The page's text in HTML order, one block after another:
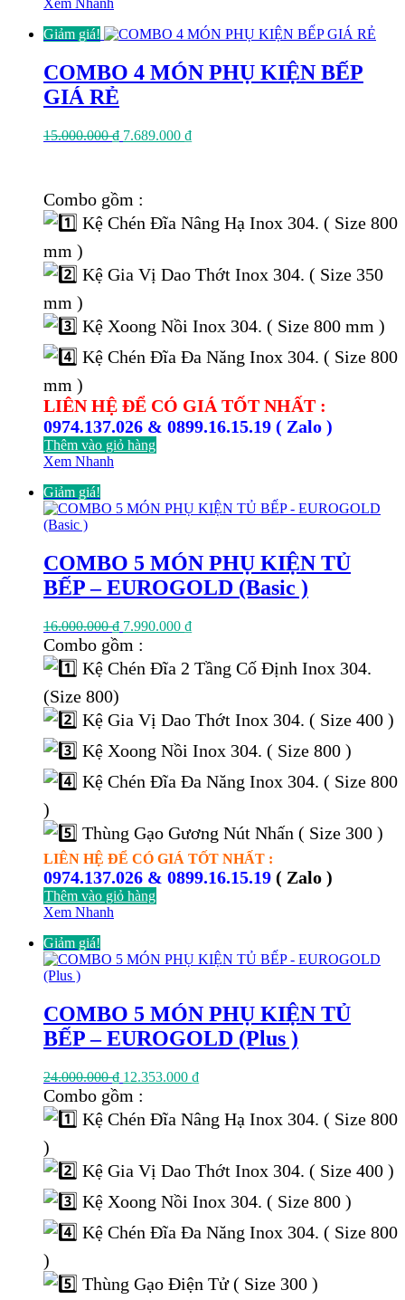
Xem Nhanh
Giảm giá!
COMBO 4 MÓN PHỤ KIỆN BẾP
GIÁ RẺ
15.000.000₫ Giá
7.689.000 ₫Giá
Combo gồm :
Kệ Chén Đĩa Nâng Hạ Inox 304. ( Size 800
mm )
Kệ Gia Vị Dao Thớt Inox 304. ( Size 350
mm )
Kệ Xoong Nồi Inox 304. ( Size 800 mm )
Kệ Chén Đĩa Đa Năng Inox 304. ( Size 800
mm )
LIÊN HỆ ĐỂ CÓ GIÁ TỐT NHẤT :
0974.137.026 & 0899.16.15.19 ( Zalo )
Thêm vào giỏ hàng
Xem Nhanh
Giảm giá!
COMBO 5 MÓN PHỤ KIỆN TỦ
BẾP – EUROGOLD (Basic )
16.000.000₫ Giá
gốc
16.000.000 ₫.
7.990.000 ₫Giá
là:
Combo gồm :
Kệ Chén Đĩa 2 Tầng Cố Định Inox 304.
(Size 800)
Kệ Gia Vị Dao Thớt Inox 304. ( Size 400 )
Kệ Xoong Nồi Inox 304. ( Size 800 )
Kệ Chén Đĩa Đa Năng Inox 304. ( Size 800
)
Thùng Gạo Gương Nút Nhấn ( Size 300 )
LIÊN HỆ ĐỂ CÓ GIÁ TỐT NHẤT :
0974.137.026 & 0899.16.15.19 ( Zalo )
Thêm vào giỏ hàng
Xem Nhanh
Giảm giá!
COMBO 5 MÓN PHỤ KIỆN TỦ
BẾP – EUROGOLD (Plus )
24.000.000₫ Giá
gốc
24.000.000 ₫.
12.353.000 ₫Giá
là:
Combo gồm :
Kệ Chén Đĩa Nâng Hạ Inox 304. ( Size 800
)
Kệ Gia Vị Dao Thớt Inox 304. ( Size 400 )
Kệ Xoong Nồi Inox 304. ( Size 800 )
Kệ Chén Đĩa Đa Năng Inox 304. ( Size 800
)
Thùng Gạo Điện Tử ( Size 300 )